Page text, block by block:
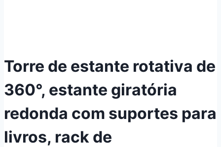
Torre de estante rotativa de
360°, estante giratória
redonda com suportes para
livros, rack de